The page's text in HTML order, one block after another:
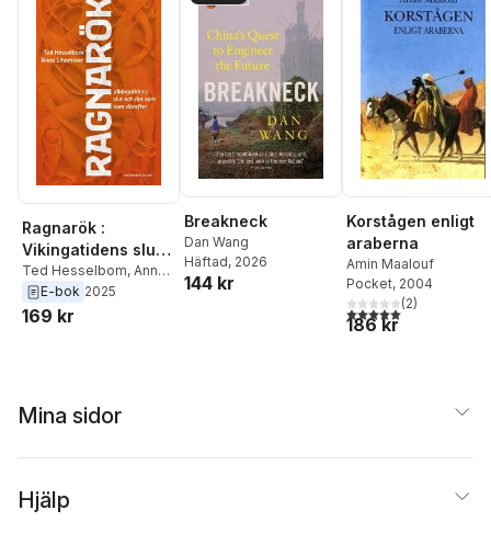
Ragnarök :
Vikingatidens slut
och det som kom
därefter
Ted Hesselbom, Anna
Lihammer
E-bok 2025
169 kr
Breakneck
Dan Wang
Häftad, 2026
144 kr
Korstågen enligt
araberna
Amin Maalouf
Pocket, 2004
5,0utav 5 stjärnor.
(2)
186 kr
Mina sidor
Hjälp